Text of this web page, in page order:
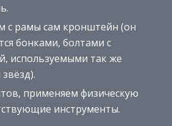
с рамы сам кронштейн (он
бонками, болтами с
используемыми так же
применяем физическую
инструменты.